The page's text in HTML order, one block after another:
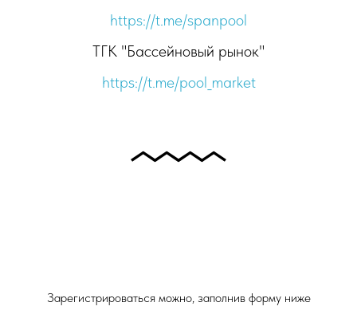
https://t.me/spanpool
ТГК "Бассейновый рынок"
https://t.me/pool_market
Зарегистрироваться можно, заполнив форму ниже